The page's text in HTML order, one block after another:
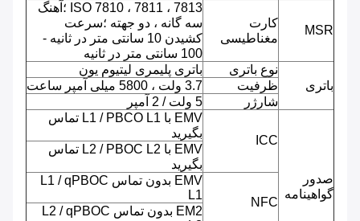
MSR
کارت
مغناطیسی
ISO 7810 ، 7811 ، 7813 ؛آهنگ
سه گانه ، دو جهته ؛سرعت
کشیدن 10 سانتی متر در ثانیه -
100 سانتی متر در ثانیه
باتری
نوع باتری
باتری پلیمری لیتیوم یون
ظرفیت
3.7 ولت ، 5800 میلی آمپر ساعت
شارژر
5 ولت / 2 آمپر
صدور
گواهینامه
ICC
EMV با L1 / PBCO L1 تماس
بگیرید
EMV با L2 / PBOC L2 تماس
بگیرید
NFC
EMV بدون تماس L1 / qPBOC
L1
EM2 بدون تماس L2 / qPBOC